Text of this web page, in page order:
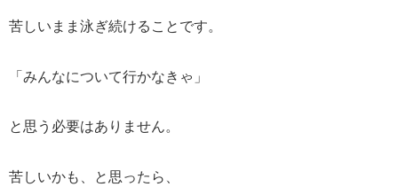
苦しいまま泳ぎ続けることです。
「みんなについて行かなきゃ」
と思う必要はありません。
苦しいかも、と思ったら、